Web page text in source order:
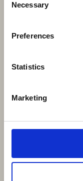
Selection
Necessary
Preferences
Statistics
Marketing